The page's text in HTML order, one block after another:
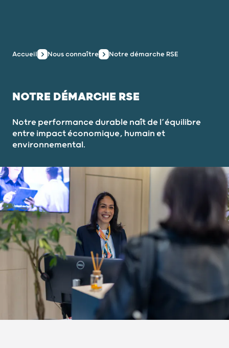
Accueil Nous connaître Notre démarche RSE
NOTRE DÉMARCHE RSE
Notre performance durable naît de l’équilibre
entre impact économique, humain et
environnemental.